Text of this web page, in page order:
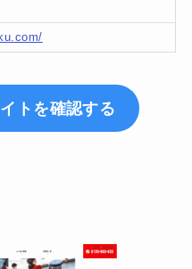
トを確認する